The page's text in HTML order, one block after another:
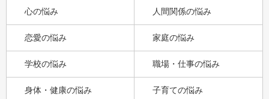
心の悩み 人間関係の悩み
恋愛の悩み 家庭の悩み
学校の悩み 職場・仕事の悩み
身体・健康の悩み 子育ての悩み